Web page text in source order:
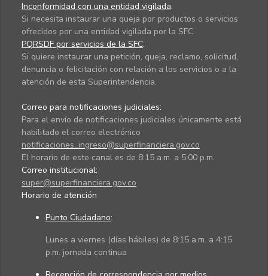
Inconformidad con una entidad vigilada:
Si necesita instaurar una queja por productos o servicios
ofrecidos por una entidad vigilada por la SFC.
PQRSDF por servicios de la SFC:
Si quiere instaurar una petición, queja, reclamo, solicitud,
denuncia o felicitación con relación a los servicios o a la
atención de esta Superintendencia.
Correo para notificaciones judiciales:
Para el envío de notificaciones judiciales únicamente está
habilitado el correo electrónico
notificaciones_ingreso@superfinanciera.gov.co
El horario de este canal es de 8:15 a.m. a 5:00 p.m.
Correo institucional:
super@superfinanciera.gov.co
Horario de atención
Punto Ciudadano:
Lunes a viernes (días hábiles) de 8:15 a.m. a 4:15
p.m. jornada continua